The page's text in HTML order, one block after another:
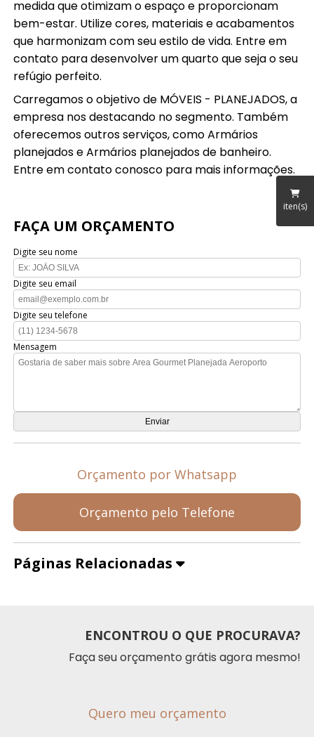
iten(s)
medida que otimizam o espaço e proporcionam
bem-estar. Utilize cores, materiais e acabamentos
que harmonizam com seu estilo de vida. Entre em
contato para desenvolver um quarto que seja o seu
refúgio perfeito.
Carregamos o objetivo de MÓVEIS - PLANEJADOS, a
empresa nos destacando no segmento. Também
oferecemos outros serviços, como Armários
planejados e Armários planejados de banheiro.
Entre em contato conosco para mais informações.
FAÇA UM ORÇAMENTO
Digite seu nome
Digite seu email
Digite seu telefone
Mensagem
Orçamento por Whatsapp
Orçamento pelo Telefone
Páginas Relacionadas
ENCONTROU O QUE PROCURAVA?
Faça seu orçamento grátis agora mesmo!
Quero meu orçamento